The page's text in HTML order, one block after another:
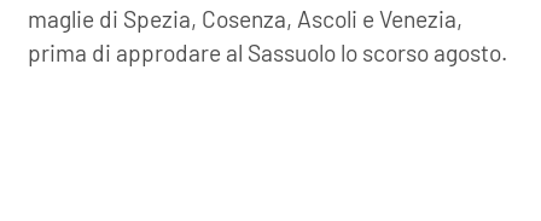
maglie di Spezia, Cosenza, Ascoli e Venezia,
prima di approdare al Sassuolo lo scorso agosto.